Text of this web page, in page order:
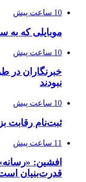
10 ساعت پیش
موبایلی که
10 ساعت پیش
خبرنگاران در
نبودند
10 ساعت پیش
ثبت‌نام رقابت بزرگ
11 ساعت پیش
افشین:
قدرت‌بنیان